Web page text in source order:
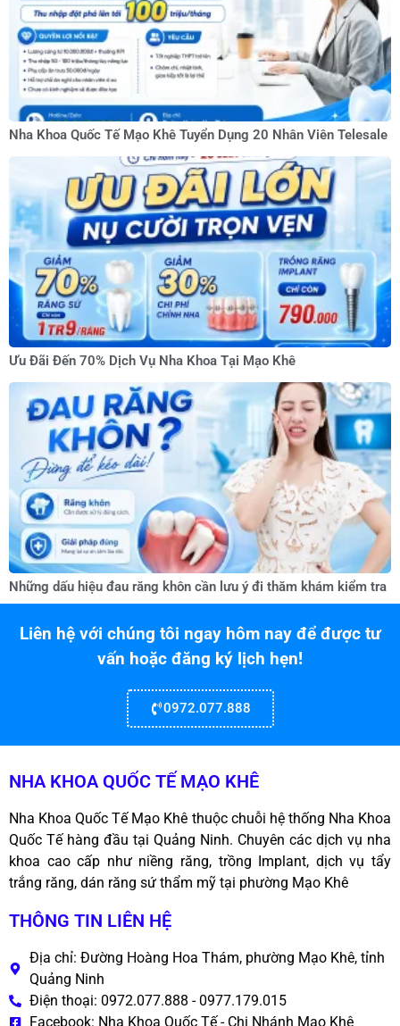
Nha Khoa Quốc Tế Mạo Khê Tuyển Dụng 20 Nhân Viên Telesale
Ưu Đãi Đến 70% Dịch Vụ Nha Khoa Tại Mạo Khê
Những dấu hiệu đau răng khôn cần lưu ý đi thăm khám kiểm tra
Liên hệ với chúng tôi ngay hôm nay để được tư
vấn hoặc đăng ký lịch hẹn!
0972.077.888
NHA KHOA QUỐC TẾ MẠO KHÊ
Nha Khoa Quốc Tế Mạo Khê thuộc chuỗi hệ thống Nha Khoa
Quốc Tế hàng đầu tại Quảng Ninh. Chuyên các dịch vụ nha
khoa cao cấp như niềng răng, trồng Implant, dịch vụ tẩy
trắng răng, dán răng sứ thẩm mỹ tại phường Mạo Khê
THÔNG TIN LIÊN HỆ
Địa chỉ: Đường Hoàng Hoa Thám, phường Mạo Khê, tỉnh
Quảng Ninh
Điện thoại: 0972.077.888 - 0977.179.015
Facebook: Nha Khoa Quốc Tế - Chi Nhánh Mạo Khê